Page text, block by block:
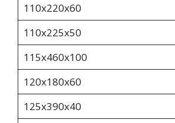
110х220х60
110х225х50
115х460х100
120х180х60
125х390х40